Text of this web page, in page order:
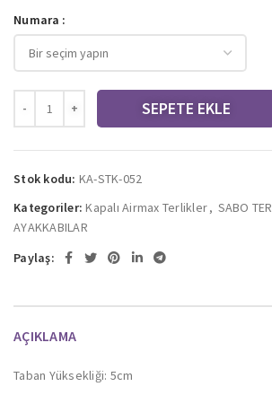
Numara
SEPETE EKLE
Stok kodu: KA-STK-052
Kategoriler: Kapalı Airmax Terlikler, SABO
AYAKKABILAR
Paylaş:
AÇIKLAMA
Taban Yüksekliği: 5cm